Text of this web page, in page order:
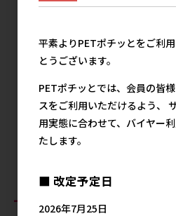
メーカー希望小売価格
224円
お徳
すべ
おすすめ商品
平素よりPETポチッとをご利
とうございます。
PETポチッとでは、会員の皆
スをご利用いただけるよう、
用実態に合わせて、バイヤー
たします。
■ 改定予定日
2026年7月25日